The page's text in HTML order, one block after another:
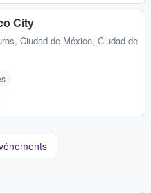
City
, Ciudad de México, Ciudad de